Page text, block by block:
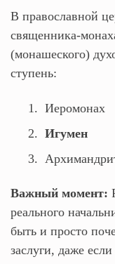
В православной
священника-
(монашеского)
ступень:
Иеромонах
Игумен
Важный момент:
реального
быть и просто
заслуги, даже